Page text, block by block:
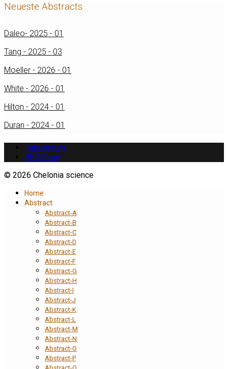
Neueste Abstracts
Daleo- 2025 - 01
Tang - 2025 - 03
Moeller - 2026 - 01
White - 2026 - 01
Hilton - 2024 - 01
Duran - 2024 - 01
Impressum
RSS Feed
© 2026 Chelonia science
Home
Abstract
Abstract-A
Abstract-B
Abstract-C
Abstract-D
Abstract-E
Abstract-F
Abstract-G
Abstract-H
Abstract-I
Abstract-J
Abstract-K
Abstract-L
Abstract-M
Abstract-N
Abstract-O
Abstract-P